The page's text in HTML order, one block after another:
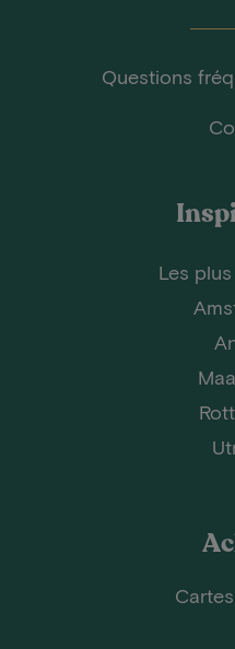
Questions
Les